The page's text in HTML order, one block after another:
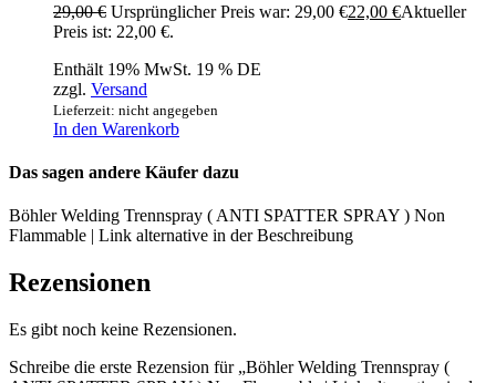
29,00€ Ursprünglicher Preis war: 29,00 €22,00 €Aktueller
Preis ist: 22,00 €.
Enthält 19% MwSt. 19 % DE
zzgl. Versand
Lieferzeit: nicht angegeben
In den Warenkorb
Das sagen andere Käufer dazu
Böhler Welding Trennspray ( ANTI SPATTER SPRAY ) Non
Flammable | Link alternative in der Beschreibung
Rezensionen
Es gibt noch keine Rezensionen.
Schreibe die erste Rezension für „Böhler Welding Trennspray (